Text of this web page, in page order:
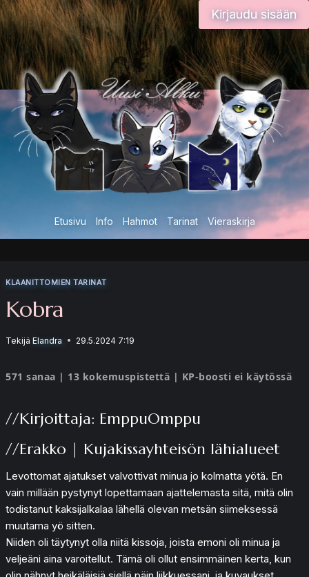
Siirry
sisältöön
Kirjaudu sisään
Etusivu Info Hahmot Tarinat Vieraskirja
KLAANITTOMIEN TARINAT
Kobra
Tekijä Elandra 29.5.2024 7:19
571 sanaa | 13 kokemuspistettä | KP-boosti ei käytössä
//Kirjoittaja: EmppuOmppu
//Erakko | Kujakissayhteisön lähialueet
Levottomat ajatukset valvottivat minua jo kolmatta yötä. En
vain millään pystynyt lopettamaan ajattelemasta sitä, mitä olin
todistanut kaksijalkalaa lähellä olevan metsän siimeksessä
muutama yö sitten.
Niiden oli täytynyt olla niitä kissoja, joista emoni oli minua ja
veljeäni aina varoitellut. Tämä oli ollut ensimmäinen kerta, kun